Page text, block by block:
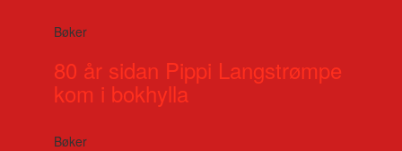
Bøker
80 år sidan Pippi Langstrømpe
kom i bokhylla
Bøker